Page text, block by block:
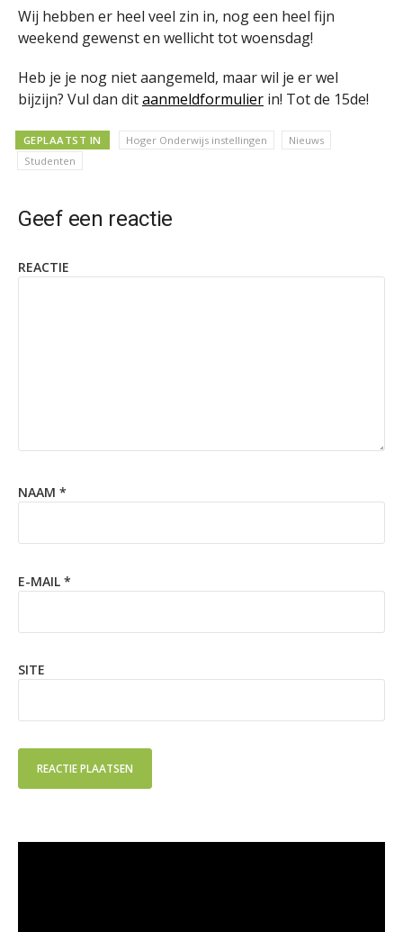
Wij hebben er heel veel zin in, nog een heel fijn
weekend gewenst en wellicht tot woensdag!
Heb je je nog niet aangemeld, maar wil je er wel
bijzijn? Vul dan ditaanmeldformulier in! Tot de 15de!
GEPLAATST IN Hoger Onderwijs instellingen
Nieuws
Studenten
Geef een reactie
REACTIE
NAAM *
E-MAIL *
SITE